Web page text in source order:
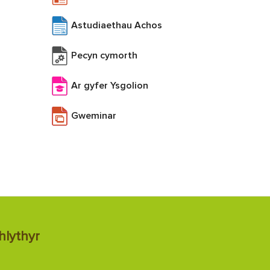
Astudiaethau Achos
Pecyn cymorth
Ar gyfer Ysgolion
Gweminar